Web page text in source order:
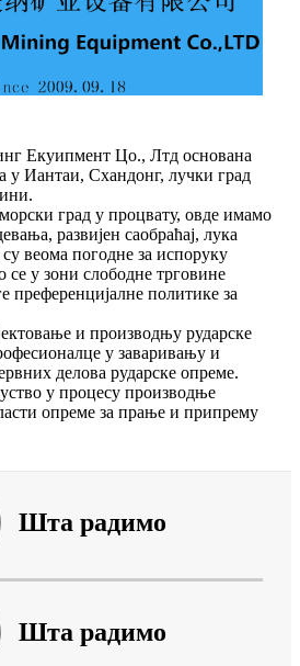
Екуипмент Цо., Лтд основана
у Иантаи, Схандонг, лучки град
град у процвату, овде имамо
развијен саобраћај, лука
веома погодне за испоруку
у зони слободне трговине
преференцијалне политике за
и производњу рударске
у заваривању и
делова рударске опреме.
у процесу производње
опреме за прање и припрему
Шта радимо
Шта радимо